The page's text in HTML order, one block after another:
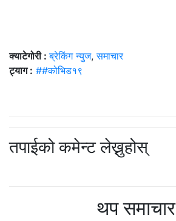
क्याटेगोरी :ब्रेकिंग न्युज,समाचार
ट्याग : ##कोभिड१९
तपाईको कमेन्ट लेख्नुहोस्
थप समाचार